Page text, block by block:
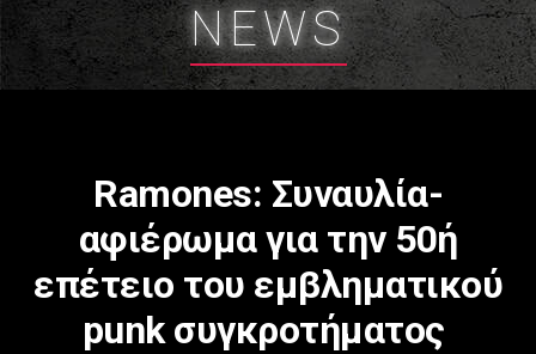
NEWS
Ramones: Συναυλία-
αφιέρωμα για την 50ή
επέτειο του εμβληματικού
punk συγκροτήματος